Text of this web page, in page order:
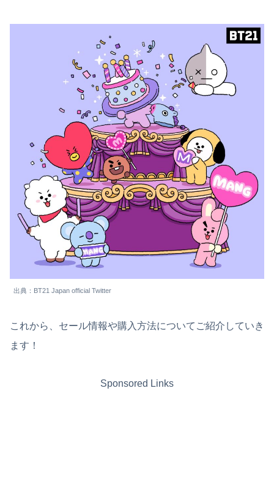
出典：BT21 Japan official Twitter
これから、セール情報や購入方法についてご紹介していき
ます！
Sponsored Links